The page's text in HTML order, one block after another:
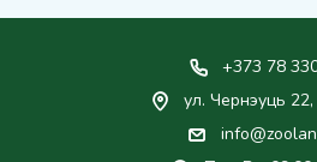
+373 78
ул. Чернэуць